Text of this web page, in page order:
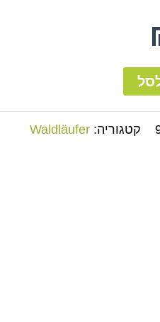
קטגוריה: Waldläufer